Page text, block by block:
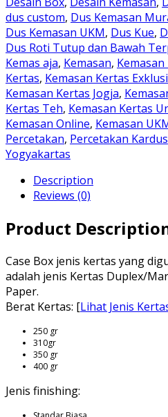
dus custom, Dus Kemasan
Dus Kemasan UKM, Dus Kue,
Dus Roti Tutup dan Bawah
Kemas aja, Kemasan,
Kertas, Kemasan Kertas
Kemasan Kertas Jogja,
Kertas Teh, Kemasan Kertas
Kemasan Online, Kemasan
Percetakan, Percetakan Kardus
Yogyakartas
Description
Reviews (0)
Product
Case Box jenis kertas yang
adalah jenis Kertas Duplex/
Paper.
Berat Kertas: [Lihat Jenis
250 gr
310gr
350 gr
400 gr
Jenis finishing: